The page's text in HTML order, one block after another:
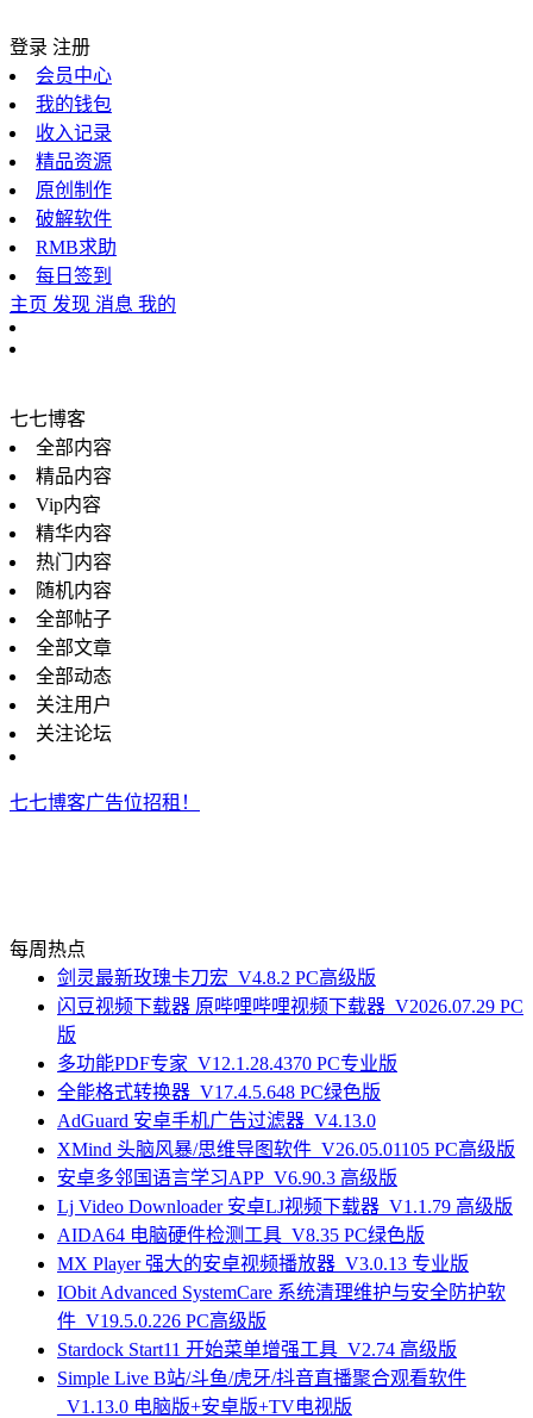
登录 注册
会员中心
我的钱包
收入记录
精品资源
原创制作
破解软件
RMB求助
每日签到
主页 发现 消息 我的
七七博客
全部内容
精品内容
Vip内容
精华内容
热门内容
随机内容
全部帖子
全部文章
全部动态
关注用户
关注论坛
七七博客广告位招租！
每周热点
剑灵最新玫瑰卡刀宏_V4.8.2 PC高级版
闪豆视频下载器 原哔哩哔哩视频下载器_V2026.07.29 PC
版
多功能PDF专家_V12.1.28.4370 PC专业版
全能格式转换器_V17.4.5.648 PC绿色版
AdGuard 安卓手机广告过滤器_V4.13.0
XMind 头脑风暴/思维导图软件_V26.05.01105 PC高级版
安卓多邻国语言学习APP_V6.90.3 高级版
Lj Video Downloader 安卓LJ视频下载器_V1.1.79 高级版
AIDA64 电脑硬件检测工具_V8.35 PC绿色版
MX Player 强大的安卓视频播放器_V3.0.13 专业版
IObit Advanced SystemCare 系统清理维护与安全防护软
件_V19.5.0.226 PC高级版
Stardock Start11 开始菜单增强工具_V2.74 高级版
Simple Live B站/斗鱼/虎牙/抖音直播聚合观看软件
_V1.13.0 电脑版+安卓版+TV电视版